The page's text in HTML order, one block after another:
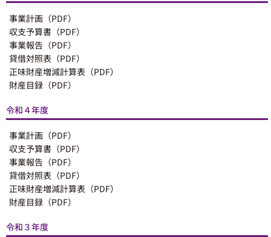
事業計画（PDF）
収支予算書（PDF）
事業報告（PDF）
貸借対照表（PDF）
正味財産増減計算表（PDF）
財産目録（PDF）
令和４年度
事業計画（PDF）
収支予算書（PDF）
事業報告（PDF）
貸借対照表（PDF）
正味財産増減計算表（PDF）
財産目録（PDF）
令和３年度